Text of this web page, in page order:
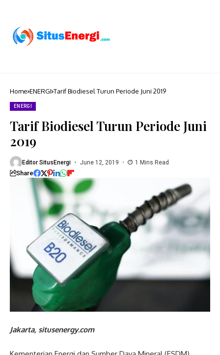
Home ENERGI Tarif Biodiesel Turun Periode Juni 2019
ENERGI
Tarif Biodiesel Turun Periode Juni
2019
Editor SitusEnergi June 12, 2019 1 Mins Read
Share
Jakarta, situsenergy.com